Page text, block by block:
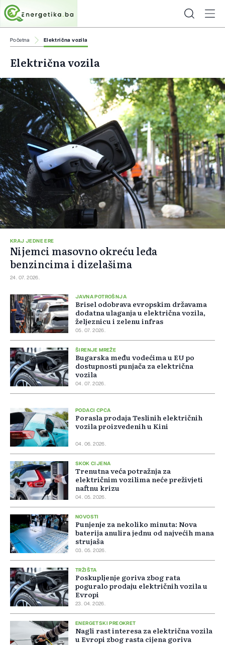
Početna Električna vozila
Električna vozila
KRAJ JEDNE ERE
Nijemci masovno okreću leđa
benzincima i dizelašima
24. 07. 2026.
JAVNA POTROŠNJA
Brisel odobrava evropskim državama
dodatna ulaganja u električna vozila,
željeznicu i zelenu infras
05. 07. 2026.
ŠIRENJE MREŽE
Bugarska među vodećima u EU po
dostupnosti punjača za električna
vozila
04. 07. 2026.
PODACI CPCA
Porasla prodaja Teslinih električnih
vozila proizvedenih u Kini
04. 06. 2026.
SKOK CIJENA
Trenutna veća potražnja za
električnim vozilima neće preživjeti
naftnu krizu
04. 05. 2026.
NOVOSTI
Punjenje za nekoliko minuta: Nova
baterija anulira jednu od najvećih mana
strujaša
03. 05. 2026.
TRŽIŠTA
Poskupljenje goriva zbog rata
poguralo prodaju električnih vozila u
Evropi
23. 04. 2026.
ENERGETSKI PREOKRET
Nagli rast interesa za električna vozila
u Evropi zbog rasta cijena goriva